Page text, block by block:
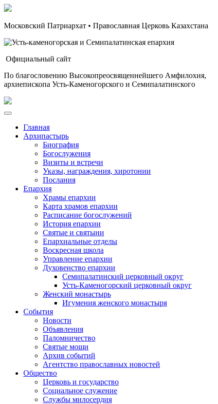
Московский Патриархат • Православная Церковь Казахстана
Официальный сайт
По благословению Высокопреосвященнейшего Амфилохия,
архиепископа Усть-Каменогорского и Семипалатинского
Главная
Архипастырь
Биография
Богослужения
Визиты и встречи
Указы, награждения, хиротонии
Послания
Епархия
Храмы епархии
Карта храмов епархии
Расписание богослужений
История епархии
Святые и святыни
Епархиальные отделы
Воскресная школа
Управление епархии
Духовенство епархии
Семипалатинский церковный округ
Усть-Каменогорский церковный округ
Женский монастырь
Игумения женского монастыря
События
Новости
Объявления
Паломничество
Святые мощи
Архив событий
Агентство православных новостей
Общество
Церковь и государство
Социальное служение
Службы милосердия